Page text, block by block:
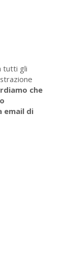
tutti gli
che
email di